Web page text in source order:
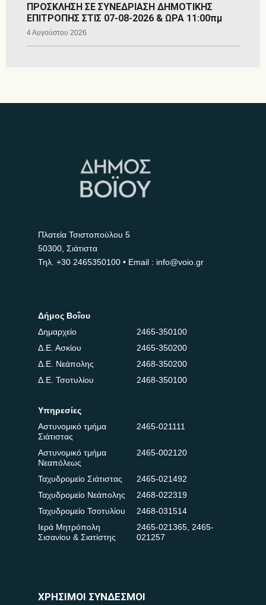
ΠΡΟΣΚΛΗΣΗ ΣΕ ΣΥΝΕΔΡΙΑΣΗ ΔΗΜΟΤΙΚΗΣ
ΕΠΙΤΡΟΠΗΣ ΣΤΙΣ 07-08-2026 & ΩΡΑ 11:00πμ
4 Αυγούστου 2026
Πλατεία Τσιστοπούλου 5
50300, Σιάτιστα
Τηλ. +30 2465350100 • Email : info@voio.gr
Δήμος Βοΐου
Δημαρχείο
2465-350100
Δ.Ε. Ασκίου
2465-350200
Δ.Ε. Νεάπολης
2468-350200
Δ.Ε. Τσοτυλίου
2468-350100
Υπηρεσίες
Αστυνομικό τμήμα
Σιάτιστας
2465-021111
Αστυνομικό τμήμα
Νεαπόλεως
2465-002120
Ταχυδρομείο Σιάτιστας
2465-021492
Ταχυδρομείο Νεάπολης
2468-022319
Ταχυδρομείο Τσοτυλίου
2468-031514
Ιερά Μητρόπολη
Σισανίου & Σιατίστης
2465-021365, 2465-
021257
ΧΡΗΣΙΜΟΙ ΣΥΝΔΕΣΜΟΙ